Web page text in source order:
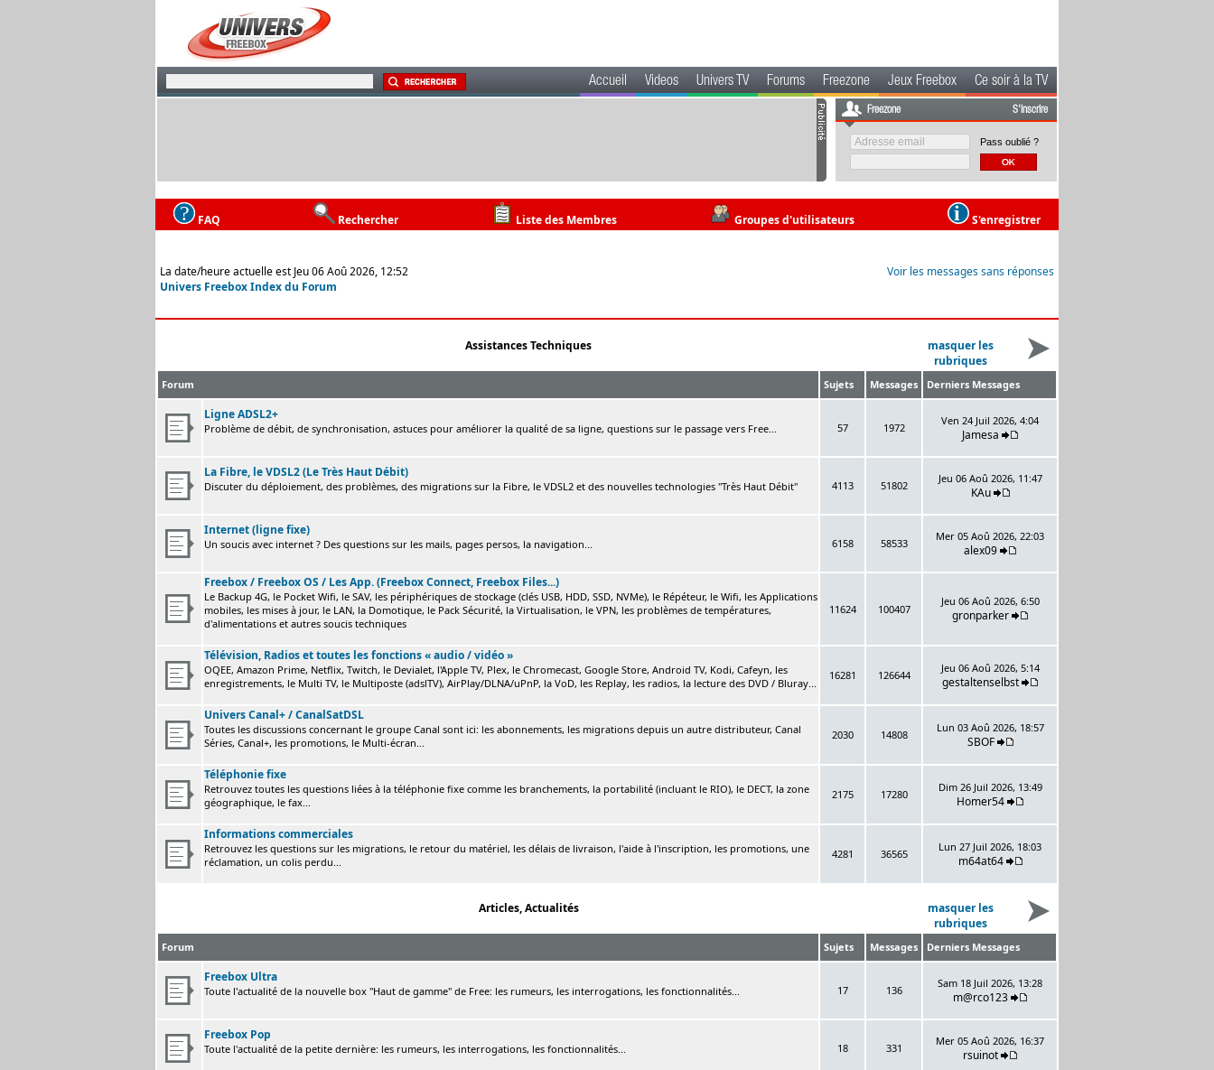
Accueil Videos Univers TV Forums Freezone Jeux Freebox Ce soir à la TV
Freezone S'inscrire
Pass oublié ?
FAQ Rechercher Liste des Membres Groupes d'utilisateurs S'enregistrer
La date/heure actuelle est Jeu 06 Aoû 2026, 12:52
Univers Freebox Index du Forum
Voir les messages sans réponses
Assistances Techniques
masquer les
rubriques
Forum Sujets Messages Derniers Messages
Ligne ADSL2+
Problème de débit, de synchronisation, astuces pour améliorer la qualité de sa ligne, questions sur le passage vers Free... 57 1972
Ven 24 Juil 2026, 4:04
Jamesa
La Fibre, le VDSL2 (Le Très Haut Débit)
Discuter du déploiement, des problèmes, des migrations sur la Fibre, le VDSL2 et des nouvelles technologies "Très Haut Débit" 4113 51802
Jeu 06 Aoû 2026, 11:47
KAu
Internet (ligne fixe)
Un soucis avec internet ? Des questions sur les mails, pages persos, la navigation... 6158 58533
Mer 05 Aoû 2026, 22:03
alex09
Freebox / Freebox OS / Les App. (Freebox Connect, Freebox Files...)
Le Backup 4G, le Pocket Wifi, le SAV, les périphériques de stockage (clés USB, HDD, SSD, NVMe), le Répéteur, le Wifi, les Applications
mobiles, les mises à jour, le LAN, la Domotique, le Pack Sécurité, la Virtualisation, le VPN, les problèmes de températures,
d'alimentations et autres soucis techniques
11624 100407
Jeu 06 Aoû 2026, 6:50
gronparker
Télévision, Radios et toutes les fonctions « audio / vidéo »
OQEE, Amazon Prime, Netflix, Twitch, le Devialet, l'Apple TV, Plex, le Chromecast, Google Store, Android TV, Kodi, Cafeyn, les
enregistrements, le Multi TV, le Multiposte (adslTV), AirPlay/DLNA/uPnP, la VoD, les Replay, les radios, la lecture des DVD / Bluray...
16281 126644
Jeu 06 Aoû 2026, 5:14
gestaltenselbst
Univers Canal+ / CanalSatDSL
Toutes les discussions concernant le groupe Canal sont ici: les abonnements, les migrations depuis un autre distributeur, Canal
Séries, Canal+, les promotions, le Multi-écran...
2030 14808
Lun 03 Aoû 2026, 18:57
SBOF
Téléphonie fixe
Retrouvez toutes les questions liées à la téléphonie fixe comme les branchements, la portabilité (incluant le RIO), le DECT, la zone
géographique, le fax...
2175 17280
Dim 26 Juil 2026, 13:49
Homer54
Informations commerciales
Retrouvez les questions sur les migrations, le retour du matériel, les délais de livraison, l'aide à l'inscription, les promotions, une
réclamation, un colis perdu...
4281 36565
Lun 27 Juil 2026, 18:03
m64at64
Articles, Actualités
masquer les
rubriques
Forum Sujets Messages Derniers Messages
Freebox Ultra
Toute l'actualité de la nouvelle box "Haut de gamme" de Free: les rumeurs, les interrogations, les fonctionnalités... 17 136
Sam 18 Juil 2026, 13:28
m@rco123
Freebox Pop
Toute l'actualité de la petite dernière: les rumeurs, les interrogations, les fonctionnalités... 18 331
Mer 05 Aoû 2026, 16:37
rsuinot